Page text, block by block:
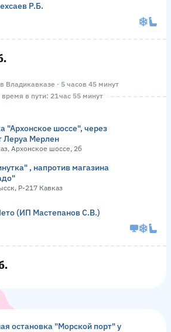
Р.Б.
Владикавказе · 5 часов 45 минут
в пути: 21 час 55 минут
"Архонское шоссе", через
Леруа Мерлен
Архонское шоссе, 2б
, напротив магазина
Р-217 Кавказ
(ИП Мастепанов С.В.)
остановка "Морской порт" у